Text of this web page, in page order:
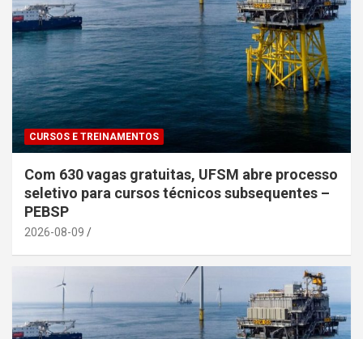
CURSOS E TREINAMENTOS
Com 630 vagas gratuitas, UFSM abre processo
seletivo para cursos técnicos subsequentes –
PEBSP
2026-08-09